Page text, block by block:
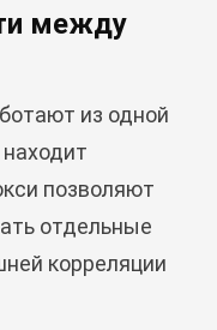
между
из одной
позволяют
отдельные
корреляции